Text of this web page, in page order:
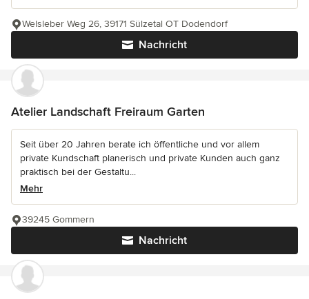
Nachricht
Welsleber Weg 26, 39171 Sülzetal OT Dodendorf
Atelier Landschaft Freiraum Garten
Seit über 20 Jahren berate ich öffentliche und vor allem
private Kundschaft planerisch und private Kunden auch ganz
praktisch bei der Gestaltu...
Mehr
Nachricht
39245 Gommern